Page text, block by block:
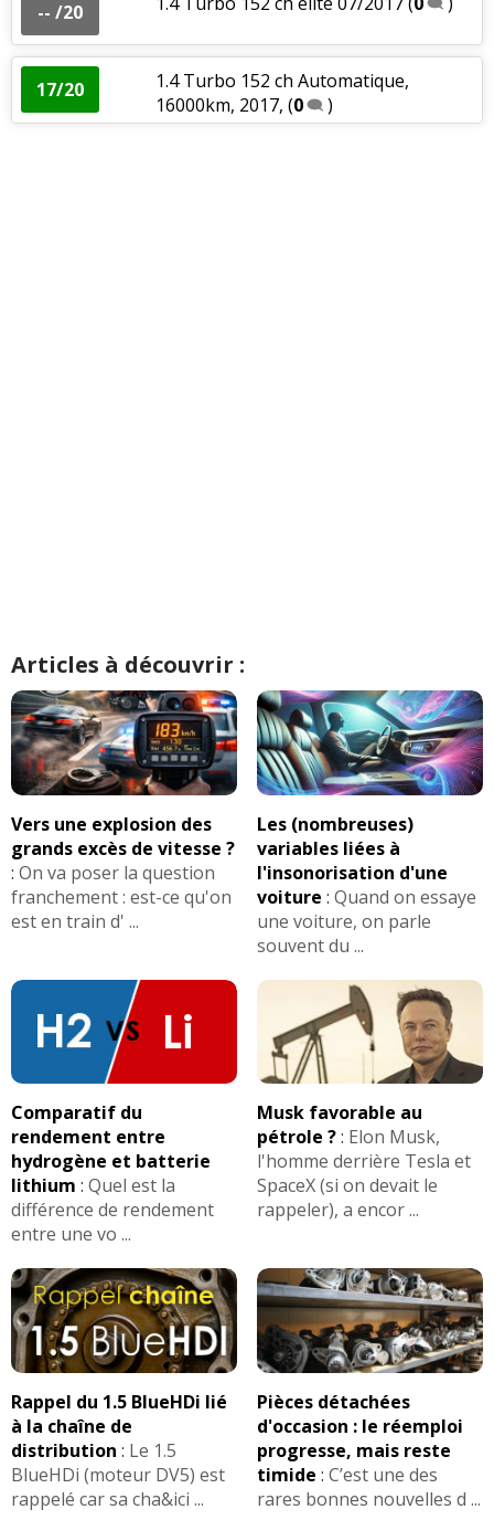
-- /20
17/20
1.4 Turbo 152 ch Automatique,
16000km, 2017, (0 )
Articles à découvrir :
Vers une explosion des
grands excès de vitesse ?
: On va poser la question
franchement : est-ce qu'on
est en train d' ...
Les (nombreuses)
variables liées à
l'insonorisation d'une
voiture : Quand on essaye
une voiture, on parle
souvent du ...
Comparatif du
rendement entre
hydrogène et batterie
lithium : Quel est la
différence de rendement
entre une vo ...
Musk favorable au
pétrole ?: Elon Musk,
l'homme derrière Tesla et
SpaceX (si on devait le
rappeler), a encor ...
Rappel du 1.5 BlueHDi lié
à la chaîne de
distribution : Le 1.5
BlueHDi (moteur DV5) est
rappelé car sa cha&ici ...
Pièces détachées
d'occasion : le réemploi
progresse, mais reste
timide : C’est une des
rares bonnes nouvelles d ...